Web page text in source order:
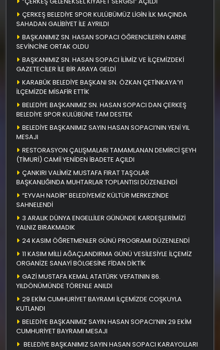
ÇERKEŞ BELEDİYE SPOR KULÜBÜMÜZ LİGİN İLK MAÇINDA
SAHADAN GALİBİYET İLE AYRILDI
BAŞKANIMIZ SN. HASAN SOPACI ÖĞRENCİLERİN KARNE
SEVİNCİNE ORTAK OLDU
BAŞKANIMIZ SN. HASAN SOPACI İLİMİZ VE İLÇEMİZDEKİ
GAZETECİLER İLE BİR ARAYA GELDİ
KARABÜK BELEDİYE BAŞKANI SN. ÖZKAN ÇETİNKAYA’YI
İLÇEMİZDE MİSAFİR ETTİK
BELEDİYE BAŞKANIMIZ SN. HASAN SOPACI DAN ÇERKEŞ
BELEDİYE SPOR KULÜBÜNE TAM DESTEK
BELEDİYE BAŞKANIMIZ SAYIN HASAN SOPACI’NIN YENİ YIL
MESAJI
RESTORASYON ÇALIŞMALARI TAMAMLANAN DEMİRCİ ŞEYH
(TİMURİ) CAMİİ YENİDEN İBADETE AÇILDI
ÇANKIRI VALİMİZ MUSTAFA FIRAT TAŞOLAR
BAŞKANLIĞINDA MUHTARLAR TOPLANTISI DÜZENLENDİ
“EYVAH NADİR” BELEDİYEMİZ KÜLTÜR MERKEZİNDE
SAHNELENDİ
3 ARALIK DÜNYA ENGELLİLER GÜNÜNDE KARDEŞLERİMİZİ
YALNIZ BIRAKMADIK
24 KASIM ÖĞRETMENLER GÜNÜ PROGRAMI DÜZENLENDİ
11 KASIM MİLLİ AĞAÇLANDIRMA GÜNÜ VESİLESİYLE İLÇEMİZ
ORGANİZE SANAYİ BÖLGESİNE FİDAN DİKTİK
GAZİ MUSTAFA KEMAL ATATÜRK VEFATININ 86.
YILDÖNÜMÜNDE TÖRENLE ANILDI
29 EKİM CUMHURİYET BAYRAMI İLÇEMİZDE COŞKUYLA
KUTLANDI
BELEDİYE BAŞKANIMIZ SAYIN HASAN SOPACI’NIN 29 EKİM
CUMHURİYET BAYRAMI MESAJI
BELEDİYE BAŞKANIMIZ SAYIN HASAN SOPACI KARAYOLLARI